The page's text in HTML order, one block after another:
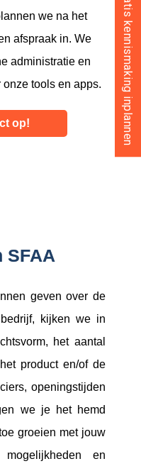
we na het
afspraak in. We
administratie en
onze tools en apps.
op!
SFAA
geven over de
kijken we in
het aantal
product en/of de
openingstijden
we je het hemd
groeien met jouw
en
Gratis kennismaking inplannen